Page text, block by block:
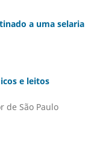
a uma selaria
e leitos
de São Paulo